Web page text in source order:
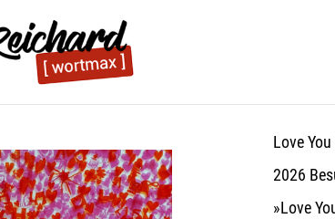
Love
2026
»Love